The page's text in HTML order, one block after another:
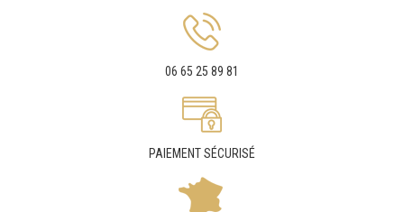
06 65 25 89 81
PAIEMENT SÉCURISÉ